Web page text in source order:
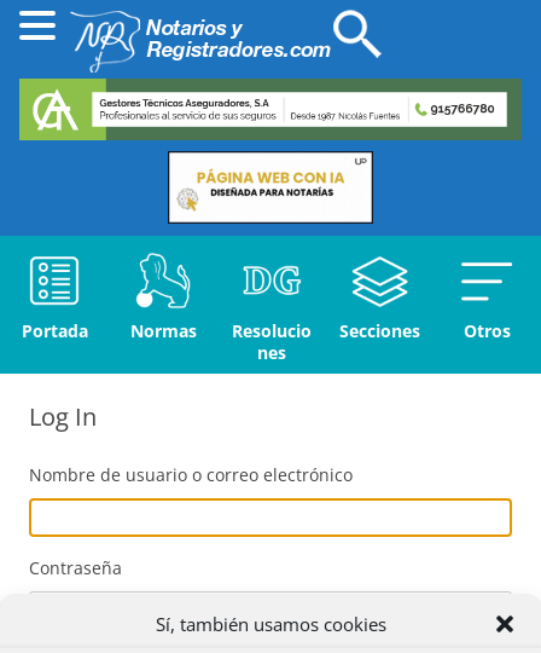
Sí, también usamos cookies
Portada Normas
Resolucio
nes
Secciones Otros
Log In
Nombre de usuario o correo electrónico
Contraseña